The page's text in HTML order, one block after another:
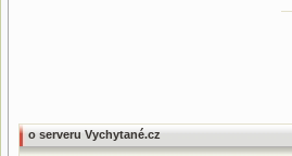
o serveru Vychytané.cz